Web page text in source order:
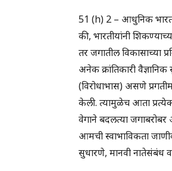
51 (h) 2 – आधुनिक
की, भारतीयांनी
तर जगातील विकासाच्या
अनेक क्रांतिकारी
(विरोधाभास) असणे
केली. त्यामुळेच आता
वेगाने बदलत्या जगाबरोबर
आमची स्वाभाविकता
सुधारणे, मानवी नातेसंबंध